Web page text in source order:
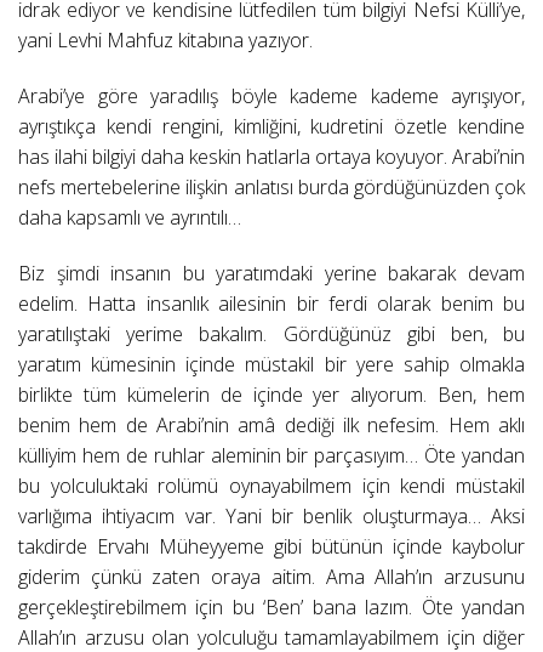
idrak ediyor ve kendisine lütfedilen tüm bilgiyi Nefsi Külli’ye,
yani Levhi Mahfuz kitabına yazıyor.
Arabi’ye göre yaradılış böyle kademe kademe ayrışıyor,
ayrıştıkça kendi rengini, kimliğini, kudretini özetle kendine
has ilahi bilgiyi daha keskin hatlarla ortaya koyuyor. Arabi’nin
nefs mertebelerine ilişkin anlatısı burda gördüğünüzden çok
daha kapsamlı ve ayrıntılı…
Biz şimdi insanın bu yaratımdaki yerine bakarak devam
edelim. Hatta insanlık ailesinin bir ferdi olarak benim bu
yaratılıştaki yerime bakalım. Gördüğünüz gibi ben, bu
yaratım kümesinin içinde müstakil bir yere sahip olmakla
birlikte tüm kümelerin de içinde yer alıyorum. Ben, hem
benim hem de Arabi’nin amâ dediği ilk nefesim. Hem aklı
külliyim hem de ruhlar aleminin bir parçasıyım… Öte yandan
bu yolculuktaki rolümü oynayabilmem için kendi müstakil
varlığıma ihtiyacım var. Yani bir benlik oluşturmaya… Aksi
takdirde Ervahı Müheyyeme gibi bütünün içinde kaybolur
giderim çünkü zaten oraya aitim. Ama Allah’ın arzusunu
gerçekleştirebilmem için bu ‘Ben’ bana lazım. Öte yandan
Allah’ın arzusu olan yolculuğu tamamlayabilmem için diğer